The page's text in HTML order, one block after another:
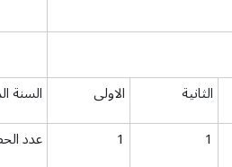
الثانية الاولى
السنة
1
1
عدد